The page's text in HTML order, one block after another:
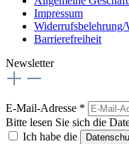
Impressum
Barrierefreiheit
Newsletter
E-Mail-Adresse *
Bitte lesen Sie sich die
Ich habe die